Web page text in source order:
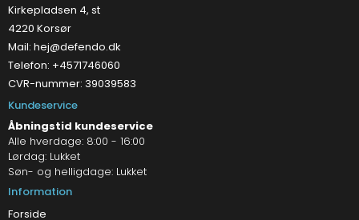
Kirkepladsen 4, st
4220 Korsør
Mail: hej@defendo.dk
Telefon: +4571746060
CVR-nummer: 39039583
Kundeservice
Åbningstid kundeservice
Alle hverdage: 8:00 - 16:00
Lørdag: Lukket
Søn- og helligdage: Lukket
Information
Forside